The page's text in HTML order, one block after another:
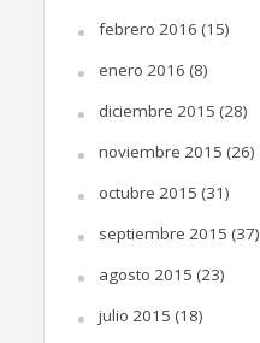
febrero 2016 (15)
enero 2016 (8)
diciembre 2015 (28)
noviembre 2015 (26)
octubre 2015 (31)
septiembre 2015 (37)
agosto 2015 (23)
julio 2015 (18)